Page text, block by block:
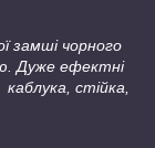
замші чорного
Дуже ефектні
стійка,